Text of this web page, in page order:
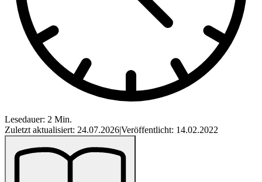
Lesedauer: 2 Min.
Zuletzt aktualisiert: 24.07.2026|Veröffentlicht: 14.02.2022